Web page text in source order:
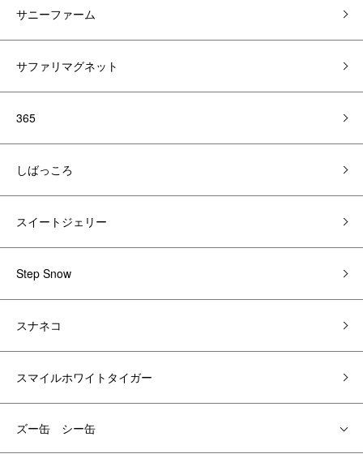
サニーファーム
サファリマグネット
365
しばっころ
スイートジェリー
Step Snow
スナネコ
スマイルホワイトタイガー
ズー缶 シー缶